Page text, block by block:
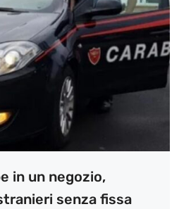
in un negozio,
senza fissa